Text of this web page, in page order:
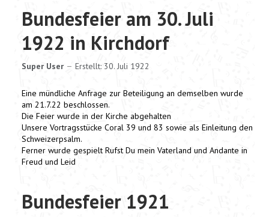
Bundesfeier am 30. Juli
1922 in Kirchdorf
Super User Erstellt: 30. Juli 1922
Eine mündliche Anfrage zur Beteiligung an demselben wurde
am 21.7.22 beschlossen.
Die Feier wurde in der Kirche abgehalten
Unsere Vortragsstücke Coral 39 und 83 sowie als Einleitung den
Schweizerpsalm.
Ferner wurde gespielt Rufst Du mein Vaterland und Andante in
Freud und Leid
Bundesfeier 1921